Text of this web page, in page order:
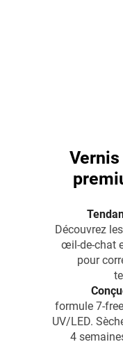
Vernis
Découvrez
œil-de-chat
pour
formule 7-
UV/LED.
4